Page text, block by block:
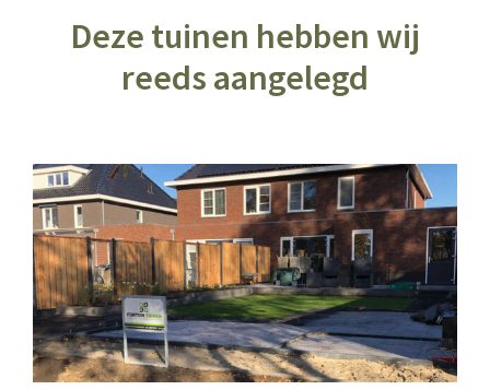
Deze tuinen hebben wij
reeds aangelegd